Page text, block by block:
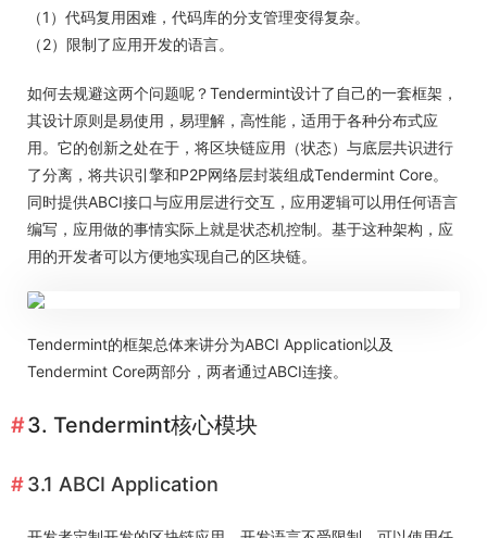
（1）代码复用困难，代码库的分支管理变得复杂。
（2）限制了应用开发的语言。
如何去规避这两个问题呢？Tendermint设计了自己的一套框架，
其设计原则是易使用，易理解，高性能，适用于各种分布式应
用。它的创新之处在于，将区块链应用（状态）与底层共识进行
了分离，将共识引擎和P2P网络层封装组成Tendermint Core。
同时提供ABCI接口与应用层进行交互，应用逻辑可以用任何语言
编写，应用做的事情实际上就是状态机控制。基于这种架构，应
用的开发者可以方便地实现自己的区块链。
Tendermint的框架总体来讲分为ABCI Application以及
Tendermint Core两部分，两者通过ABCI连接。
3. Tendermint核心模块
3.1 ABCI Application